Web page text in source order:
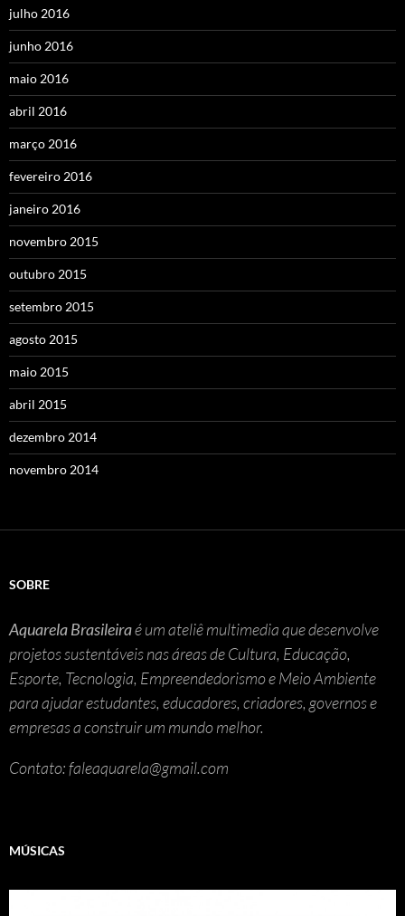
julho 2016
junho 2016
maio 2016
abril 2016
março 2016
fevereiro 2016
janeiro 2016
novembro 2015
outubro 2015
setembro 2015
agosto 2015
maio 2015
abril 2015
dezembro 2014
novembro 2014
SOBRE
Aquarela Brasileiraé um ateliê multimedia que desenvolve
projetos sustentáveis nas áreas de Cultura, Educação,
Esporte, Tecnologia, Empreendedorismo e Meio Ambiente
para ajudar estudantes, educadores, criadores, governos e
empresas a construir um mundo melhor.
Contato: faleaquarela@gmail.com
MÚSICAS